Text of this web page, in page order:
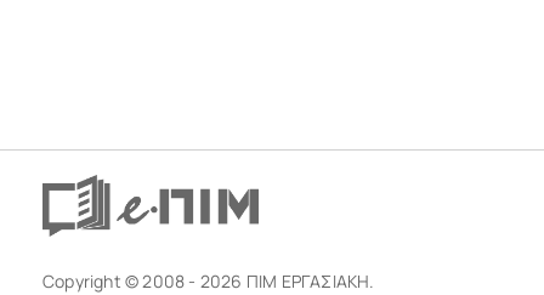
Copyright © 2008 - 2026 ΠΙΜ ΕΡΓΑΣΙΑΚΗ.